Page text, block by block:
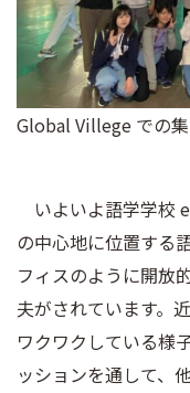
Global Villege での
いよいよ語学学校
の中心地に位置する
フィスのように開放
夫がされています。
ワクワクしている様
ッションを通して、